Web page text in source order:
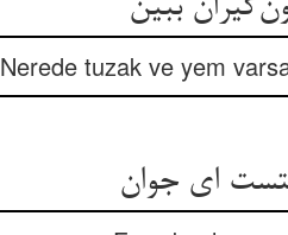
Nerede tuzak ve yem